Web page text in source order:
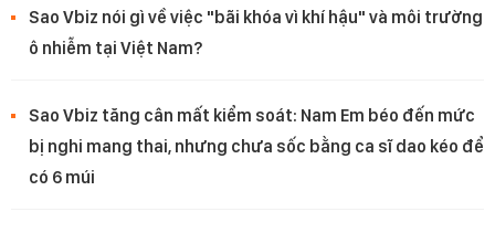
Sao Vbiz nói gì về việc "bãi khóa vì khí hậu" và môi trường
ô nhiễm tại Việt Nam?
Sao Vbiz tăng cân mất kiểm soát: Nam Em béo đến mức
bị nghi mang thai, nhưng chưa sốc bằng ca sĩ dao kéo để
có 6 múi